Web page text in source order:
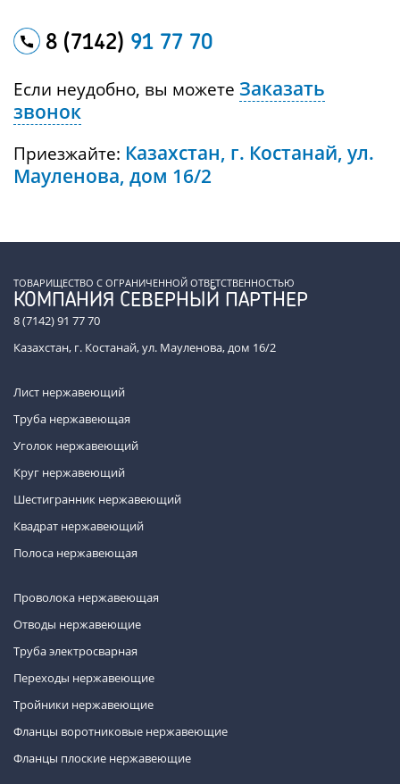
8 (7142) 91 77 70
Если неудобно, вы можете Заказать
звонок
Приезжайте: Казахстан, г. Костанай, ул.
Мауленова, дом 16/2
ТОВАРИЩЕСТВО С ОГРАНИЧЕННОЙ ОТВЕТСТВЕННОСТЬЮ
КОМПАНИЯ СЕВЕРНЫЙ ПАРТНЕР
8 (7142) 91 77 70
Казахстан, г. Костанай, ул. Мауленова, дом 16/2
Лист нержавеющий
Труба нержавеющая
Уголок нержавеющий
Круг нержавеющий
Шестигранник нержавеющий
Квадрат нержавеющий
Полоса нержавеющая
Проволока нержавеющая
Отводы нержавеющие
Труба электросварная
Переходы нержавеющие
Тройники нержавеющие
Фланцы воротниковые нержавеющие
Фланцы плоские нержавеющие